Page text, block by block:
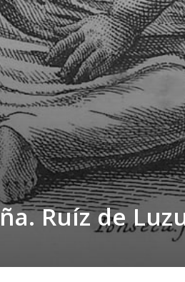
Ruíz de